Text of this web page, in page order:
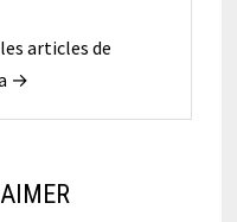
articles de
→